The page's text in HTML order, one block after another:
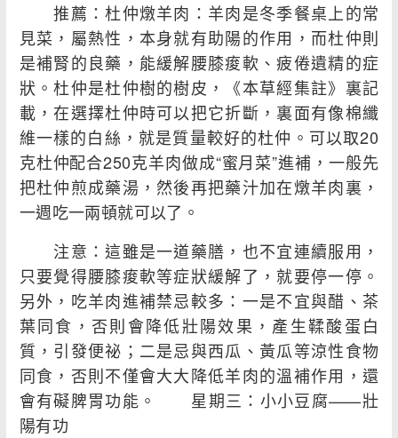
推薦：杜仲燉羊肉：羊肉是冬季餐桌上的常
見菜，屬熱性，本身就有助陽的作用，而杜仲則
是補腎的良藥，能緩解腰膝痠軟、疲倦遺精的症
狀。杜仲是杜仲樹的樹皮，《本草經集註》裏記
載，在選擇杜仲時可以把它折斷，裏面有像棉纖
維一樣的白絲，就是質量較好的杜仲。可以取20
克杜仲配合250克羊肉做成“蜜月菜”進補，一般先
把杜仲煎成藥湯，然後再把藥汁加在燉羊肉裏，
一週吃一兩頓就可以了。
注意：這雖是一道藥膳，也不宜連續服用，
只要覺得腰膝痠軟等症狀緩解了，就要停一停。
另外，吃羊肉進補禁忌較多：一是不宜與醋、茶
葉同食，否則會降低壯陽效果，產生鞣酸蛋白
質，引發便祕；二是忌與西瓜、黃瓜等涼性食物
同食，否則不僅會大大降低羊肉的溫補作用，還
會有礙脾胃功能。 星期三：小小豆腐——壯
陽有功